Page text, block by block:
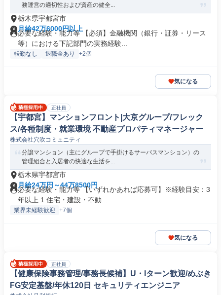
務運営の適切性および資産の健全...
栃木県宇都宮市
月給42万6000円以上
必要な経験・能力等 【必須】金融機関（銀行・証券・リース
等）における下記部門の実務経験...
転勤なし 退職金あり +2個
気になる
正社員
【宇都宮】マンションフロント|大京グループ/フレック
ス/各種制度・就業環境 不動産プロパティマネージャー
株式会社穴吹コミュニティ
分譲マンション（主にグループで手掛けるサーパスマンション）の
管理組合と入居者の快適な生活を...
栃木県宇都宮市
月給24万円～44万8500円
必要な経験・能力等 【いずれかあれば応募可】※経験目安：3
年以上 1.住宅・建設・不動...
業界未経験歓迎 +7個
気になる
正社員
【健康保険事務管理/事務長候補】U・Iターン歓迎/めぶき
FG安定基盤/年休120日 セキュリティエンジニア